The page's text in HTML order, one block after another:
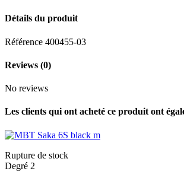
Détails du produit
Référence 400455-03
Reviews (0)
No reviews
Les clients qui ont acheté ce produit ont
Rupture de stock
Degré 2